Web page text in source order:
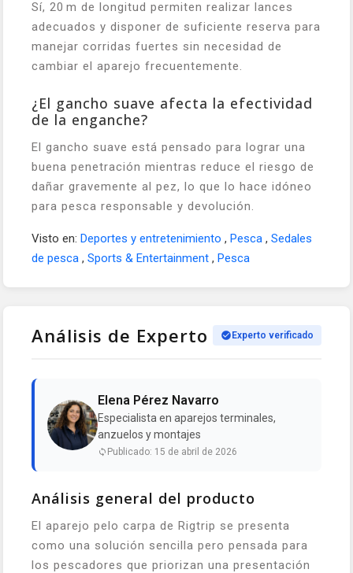
Sí, 20 m de longitud permiten realizar lances
adecuados y disponer de suficiente reserva para
manejar corridas fuertes sin necesidad de
cambiar el aparejo frecuentemente.
¿El gancho suave afecta la efectividad
de la enganche?
El gancho suave está pensado para lograr una
buena penetración mientras reduce el riesgo de
dañar gravemente al pez, lo que lo hace idóneo
para pesca responsable y devolución.
Visto en: Deportes y entretenimiento , Pesca , Sedales
de pesca , Sports & Entertainment , Pesca
Análisis de Experto Experto verificado
Elena Pérez Navarro
Especialista en aparejos terminales,
anzuelos y montajes
Publicado: 15 de abril de 2026
Análisis general del producto
El aparejo pelo carpa de Rigtrip se presenta
como una solución sencilla pero pensada para
los pescadores que priorizan una presentación